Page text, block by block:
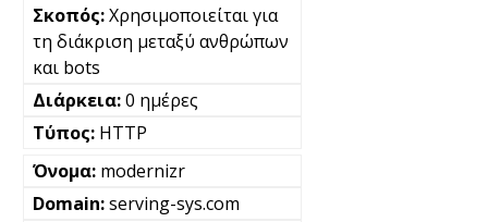
Χρησιμοποιείται για
τη διάκριση μεταξύ ανθρώπων
και bots
0 ημέρες
HTTP
modernizr
serving-sys.com